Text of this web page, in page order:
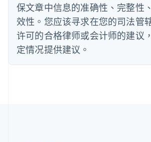
保文章中信息的准确性、完整性
效性。您应该寻求在您的司法管
许可的合格律师或会计师的建议
定情况提供建议。
法国
Français English
芬兰
English Svenska
荷兰